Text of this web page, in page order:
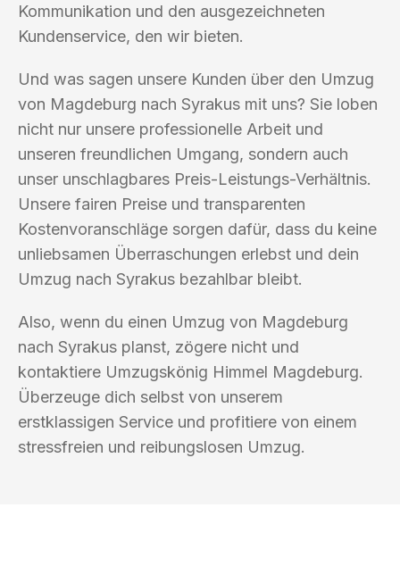
Kommunikation und den ausgezeichneten
Kundenservice, den wir bieten.
Und was sagen unsere Kunden über den Umzug
von Magdeburg nach Syrakus mit uns? Sie loben
nicht nur unsere professionelle Arbeit und
unseren freundlichen Umgang, sondern auch
unser unschlagbares Preis-Leistungs-Verhältnis.
Unsere fairen Preise und transparenten
Kostenvoranschläge sorgen dafür, dass du keine
unliebsamen Überraschungen erlebst und dein
Umzug nach Syrakus bezahlbar bleibt.
Also, wenn du einen Umzug von Magdeburg
nach Syrakus planst, zögere nicht und
kontaktiere Umzugskönig Himmel Magdeburg.
Überzeuge dich selbst von unserem
erstklassigen Service und profitiere von einem
stressfreien und reibungslosen Umzug.